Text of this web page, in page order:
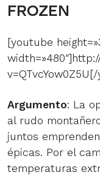
FROZEN
[youtube
Argumento: La
al rudo
juntos
épicas. Por el
temperaturas